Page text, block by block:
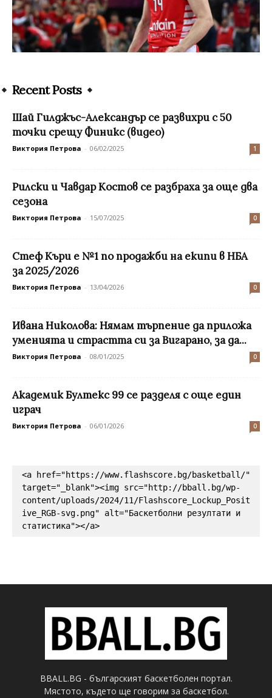
Recent Posts
Шай Гилджъс-Александър се развихри с 50
точки срещу Финикс (видео)
Виктория Петрова - 06/02/2025 1
Рилски и Чавдар Костов се разбраха за още два
сезона
Виктория Петрова - 15/07/2025 0
Стеф Къри е №1 по продажби на екипи в НБА
за 2025/2026
Виктория Петрова - 13/04/2026 0
Ивана Николова: Нямам търпение да приложа
уменията и страстта си за Вигарано, за да...
Виктория Петрова - 08/01/2025 0
Академик Бултекс 99 се разделя с още един
играч
Виктория Петрова - 06/01/2026 0
<a href="https://www.flashscore.bg/basketball/"
target="_blank"><img src="http://bball.bg/wp-
content/uploads/2024/11/Flashscore_Lockup_Posit
ive_RGB-svg.png" alt="Баскетболни резултати и
статистика"></a>
BBALL.BG - българският баскетболен портал.
Мястото, където ще говорим за баскетбол.